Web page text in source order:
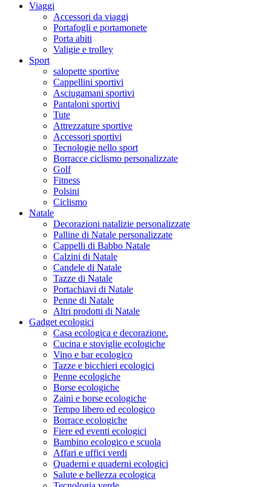
Viaggi
Accessori da viaggi
Portafogli e portamonete
Porta abiti
Valigie e trolley
Sport
salopette sportive
Cappellini sportivi
Asciugamani sportivi
Pantaloni sportivi
Tute
Attrezzature sportive
Accessori sportivi
Tecnologie nello sport
Borracce ciclismo personalizzate
Golf
Fitness
Polsini
Ciclismo
Natale
Decorazioni natalizie personalizzate
Palline di Natale personalizzate
Cappelli di Babbo Natale
Calzini di Natale
Candele di Natale
Tazze di Natale
Portachiavi di Natale
Penne di Natale
Altri prodotti di Natale
Gadget ecologici
Casa ecologica e decorazione.
Cucina e stoviglie ecologiche
Vino e bar ecologico
Tazze e bicchieri ecologici
Penne ecologiche
Borse ecologiche
Zaini e borse ecologiche
Tempo libero ed ecologico
Borrace ecologiche
Fiere ed eventi ecologici
Bambino ecologico e scuola
Affari e uffici verdi
Quaderni e quaderni ecologici
Salute e bellezza ecologica